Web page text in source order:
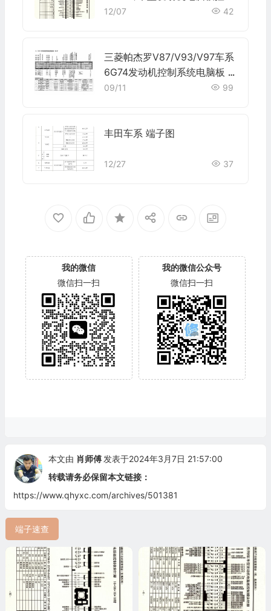
模块针脚88针 端子图
12/07 42
三菱帕杰罗V87/V93/V97车系
6G74发动机控制系统电脑板 1
46针端子
09/11 99
丰田车系 端子图
12/27 37
我的微信
微信扫一扫
我的微信公众号
微信扫一扫
本文由 肖师傅 发表于2024年3月7日 21:57:00
转载请务必保留本文链接：
https://www.qhyxc.com/archives/501381
端子速查